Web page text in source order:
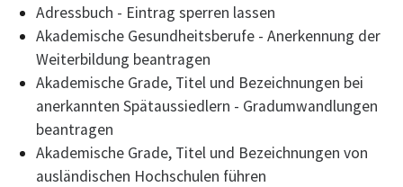
Adressbuch - Eintrag sperren lassen
Akademische Gesundheitsberufe - Anerkennung der
Weiterbildung beantragen
Akademische Grade, Titel und Bezeichnungen bei
anerkannten Spätaussiedlern - Gradumwandlungen
beantragen
Akademische Grade, Titel und Bezeichnungen von
ausländischen Hochschulen führen